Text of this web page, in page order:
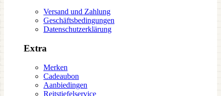
Versand und Zahlung
Geschäftsbedingungen
Datenschutzerklärung
Extra
Merken
Cadeaubon
Aanbiedingen
Reitstiefelservice